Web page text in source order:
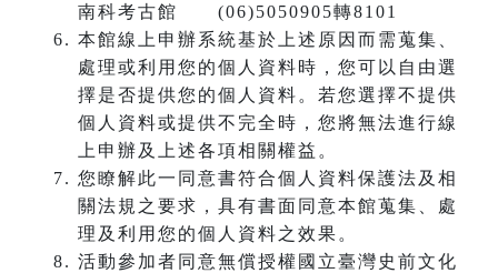
南科考古館 (06)5050905轉8101
本館線上申辦系統基於上述原因而需蒐集、
處理或利用您的個人資料時，您可以自由選
擇是否提供您的個人資料。若您選擇不提供
個人資料或提供不完全時，您將無法進行線
上申辦及上述各項相關權益。
您瞭解此一同意書符合個人資料保護法及相
關法規之要求，具有書面同意本館蒐集、處
理及利用您的個人資料之效果。
活動參加者同意無償授權國立臺灣史前文化